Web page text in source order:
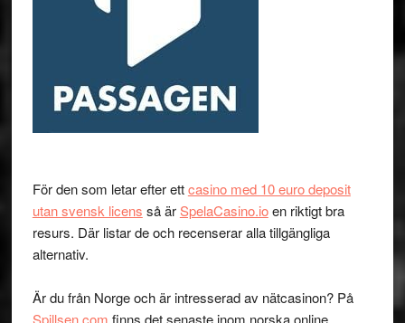
För den som letar efter ettcasino med 10 euro deposit
utan svensk licens så ärSpelaCasino.ioen riktigt bra
resurs. Där listar de och recenserar alla tillgängliga
alternativ.
Är du från Norge och är intresserad av nätcasinon? På
Spillsen.com finns det senaste inom norska online